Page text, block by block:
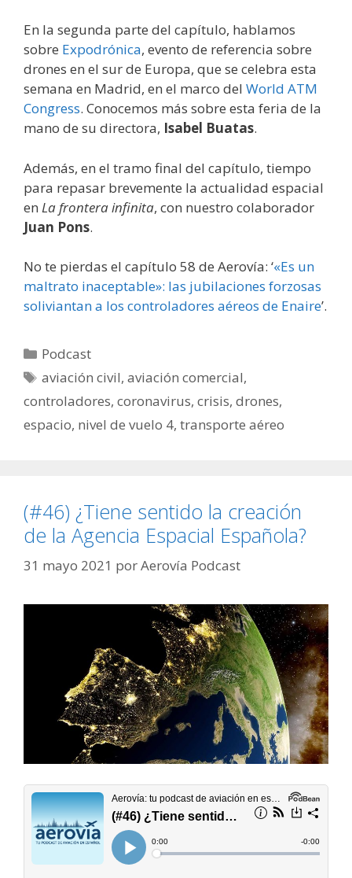
En la segunda parte del capítulo, hablamos
sobre Expodrónica, evento de referencia sobre
drones en el sur de Europa, que se celebra esta
semana en Madrid, en el marco del World ATM
Congress. Conocemos más sobre esta feria de la
mano de su directora, Isabel Buatas.
Además, en el tramo final del capítulo, tiempo
para repasar brevemente la actualidad espacial
en La frontera infinita, con nuestro colaborador
Juan Pons.
No te pierdas el capítulo 58 de Aerovía: ‘«Es un
maltrato inaceptable»: las jubilaciones forzosas
soliviantan a los controladores aéreos de Enaire’.
Categorías
Podcast
Etiquetas
aviación civil,aviación comercial,
controladores, coronavirus, crisis, drones,
espacio, nivel de vuelo 4, transporte aéreo
(#46) ¿Tiene sentido la creación
de la Agencia Espacial Española?
31 mayo 2021 porAerovía Podcast